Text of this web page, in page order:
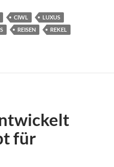
CIWL
LUXUS
REISEN
REKEL
für